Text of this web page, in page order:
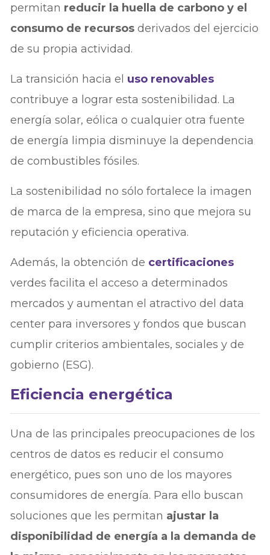
permitan reducir la huella de carbono y el
consumo de recursosderivados del ejercicio
de su propia actividad.
La transición hacia el uso renovables
contribuye a lograr esta sostenibilidad. La
energía solar, eólica o cualquier otra fuente
de energía limpia disminuye la dependencia
de combustibles fósiles.
La sostenibilidad no sólo fortalece la imagen
de marca de la empresa, sino que mejora su
reputación y eficiencia operativa.
Además, la obtención de certificaciones
verdes facilita el acceso a determinados
mercados y aumentan el atractivo del data
center para inversores y fondos que buscan
cumplir criterios ambientales, sociales y de
gobierno (ESG).
Eficiencia energética
Una de las principales preocupaciones de los
centros de datos es reducir el consumo
energético, pues son uno de los mayores
consumidores de energía. Para ello buscan
soluciones que les permitan ajustar la
disponibilidad de energía a la demanda de